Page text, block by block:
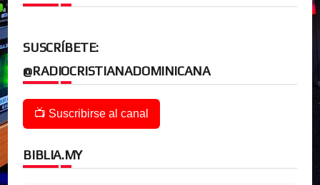
SUSCRÍBETE:
@RADIOCRISTIANADOMINICANA
📺 Suscribirse al canal
BIBLIA.MY